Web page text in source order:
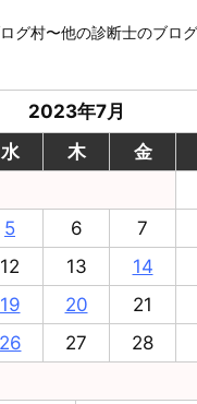
グ村〜他の診断士のブロ
2023年7月
水 木 金
5 6 7
12 13 14
19 20 21
26 27 28